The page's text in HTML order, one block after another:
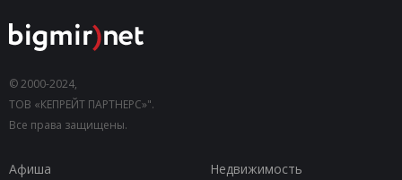
© 2000-2024,
ТОВ «КЕПРЕЙТ ПАРТНЕРС»".
Все права защищены.
Афиша
Недвижимость